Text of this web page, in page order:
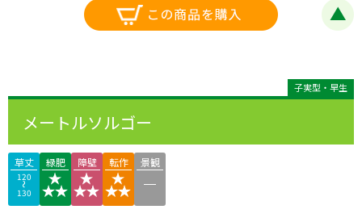
子実型・早生
メートルソルゴー
草丈
120
130
緑肥 障壁 転作 景観